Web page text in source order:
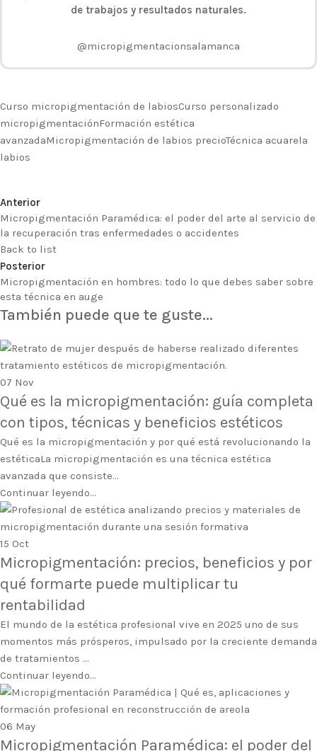
de trabajos y resultados naturales.
@micropigmentacionsalamanca
Curso micropigmentación de labiosCurso personalizado
micropigmentaciónFormación estética
avanzadaMicropigmentación de labios precioTécnica acuarela
labios
Anterior
Micropigmentación Paramédica: el poder del arte al servicio de
la recuperación tras enfermedades o accidentes
Back to list
Posterior
Micropigmentación en hombres: todo lo que debes saber sobre
esta técnica en auge
También puede que te guste...
07 Nov
Qué es la micropigmentación: guía completa
con tipos, técnicas y beneficios estéticos
Qué es la micropigmentación y por qué está revolucionando la
estéticaLa micropigmentación es una técnica estética
avanzada que consiste...
Continuar leyendo...
15 Oct
Micropigmentación: precios, beneficios y por
qué formarte puede multiplicar tu
rentabilidad
El mundo de la estética profesional vive en 2025 uno de sus
momentos más prósperos, impulsado por la creciente demanda
de tratamientos ...
Continuar leyendo...
06 May
Micropigmentación Paramédica: el poder del